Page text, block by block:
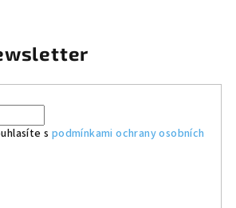
s podmínkami ochrany osobních